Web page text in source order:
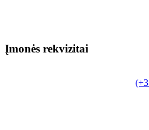
Įmonės rekvizitai